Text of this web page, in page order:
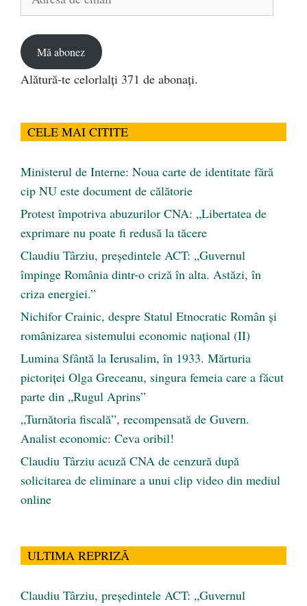
Mă abonez
Alătură-te celorlalți 371 de abonați.
CELE MAI CITITE
Ministerul de Interne: Noua carte de identitate fără
cip NU este document de călătorie
Protest împotriva abuzurilor CNA: „Libertatea de
exprimare nu poate fi redusă la tăcere
Claudiu Târziu, președintele ACT: „Guvernul
împinge România dintr-o criză în alta. Astăzi, în
criza energiei.”
Nichifor Crainic, despre Statul Etnocratic Român şi
românizarea sistemului economic naţional (II)
Lumina Sfântă la Ierusalim, în 1933. Mărturia
pictoriței Olga Greceanu, singura femeia care a făcut
parte din „Rugul Aprins”
„Turnătoria fiscală”, recompensată de Guvern.
Analist economic: Ceva oribil!
Claudiu Târziu acuză CNA de cenzură după
solicitarea de eliminare a unui clip video din mediul
online
ULTIMA REPRIZĂ
Claudiu Târziu, președintele ACT: „Guvernul